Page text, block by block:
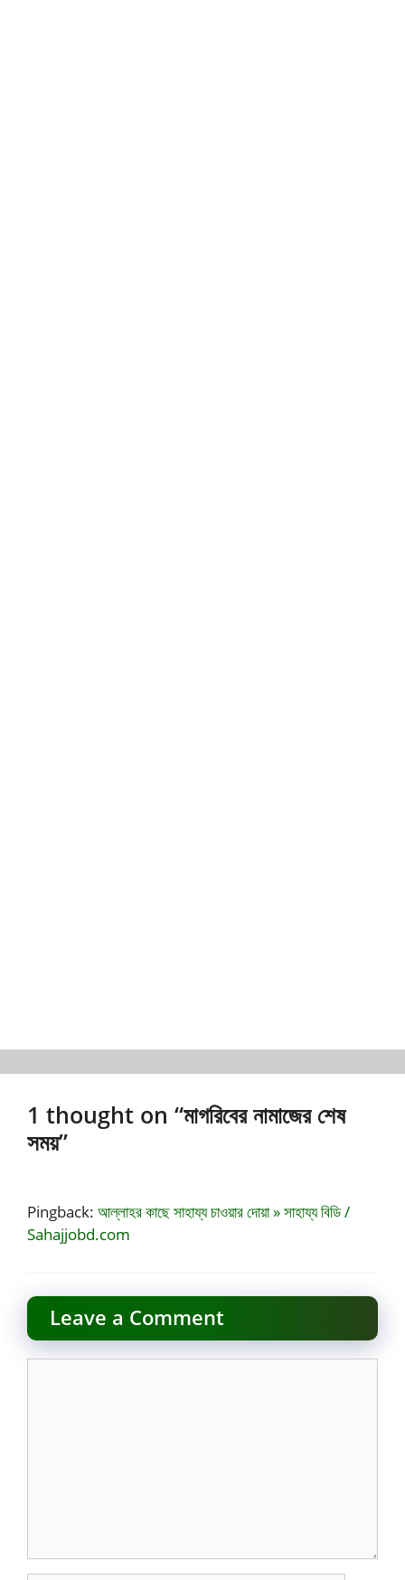
1 thought on “মাগরিবের নামাজের শেষ
সময়”
Pingback: আল্লাহর কাছে সাহায্য চাওয়ার দোয়া » সাহায্য বিডি /
Sahajjobd.com
Leave a Comment